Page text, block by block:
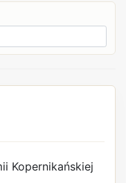
Kopernikańskiej